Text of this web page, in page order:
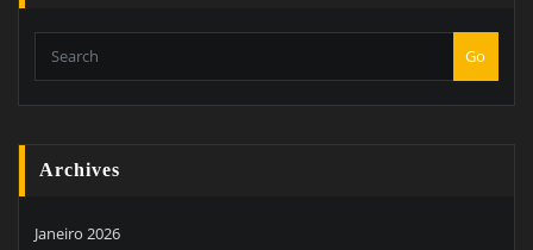
Go
Archives
Janeiro 2026